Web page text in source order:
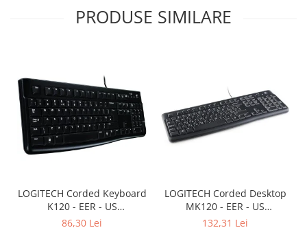
PRODUSE SIMILARE
LOGITECH Corded Keyboard
K120 - EER - US
International layout
86,30 Lei
LOGITECH Corded Desktop
MK120 - EER - US
International layout
132,31 Lei